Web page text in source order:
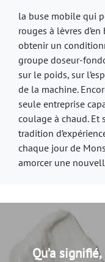
la buse mobile qui
rouges à lèvres
obtenir un
groupe doseur-
sur le poids, sur
de la machine.
seule entreprise
coulage à chaud.
tradition
chaque jour de
amorcer une
Qu’a